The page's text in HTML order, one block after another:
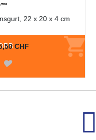
22 x 20 x 4 cm
CHF